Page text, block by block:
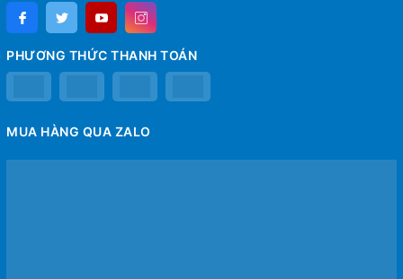
PHƯƠNG THỨC THANH TOÁN
MUA HÀNG QUA ZALO